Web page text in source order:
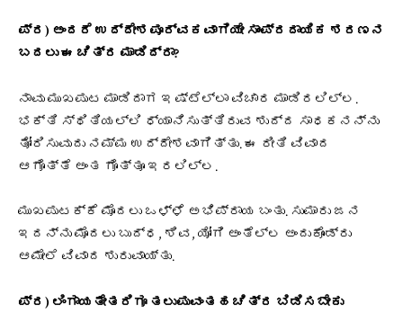
ಪ್ರ) ಅಂದರೆ ಉದ್ದೇಶಪೂರ್ವಕವಾಗಿಯೇ ಸಾಂಪ್ರದಾಯಿಕ ಶರಣನ
ಬದಲು ಈ ಚಿತ್ರ ಮಾಡಿದ್ರಾ?
ನಾವು ಮುಖಪುಟ ಮಾಡಿದಾಗ ಇಷ್ಟೆಲ್ಲಾ ವಿಚಾರ ಮಾಡಿರಲಿಲ್ಲ.
ಭಕ್ತಿ ಸ್ಥಿತಿಯಲ್ಲಿ ಧ್ಯಾನಿಸುತ್ತಿರುವ ಶುದ್ದ ಸಾಧಕನನ್ನು
ತೋರಿಸುವುದು ನಮ್ಮ ಉದ್ದೇಶವಾಗಿತ್ತು. ಈ ರೀತಿ ವಿವಾದ
ಆಗೊತ್ತೆ ಅಂತ ಗೊತ್ತೂ ಇರಲಿಲ್ಲ.
ಮುಖಪುಟಕ್ಕೆ ಮೊದಲು ಒಳ್ಳೆ ಅಭಿಪ್ರಾಯ ಬಂತು. ಸುಮಾರು ಜನ
ಇದನ್ನು ಮೊದಲು ಬುದ್ಧ, ಶಿವ, ಯೋಗಿ ಅಂತೆಲ್ಲ ಅಂದುಕೊಂಡ್ರು
ಆಮೇಲೆ ವಿವಾದ ಶುರುವಾಯ್ತು.
ಪ್ರ) ಲಿಂಗಾಯತೇತರಿಗೂ ತಲುಪುವಂತಹ ಚಿತ್ರ ಬಿಡಿಸಬೇಕು